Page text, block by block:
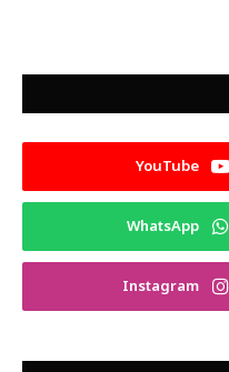
YouTube
WhatsApp
Instagram